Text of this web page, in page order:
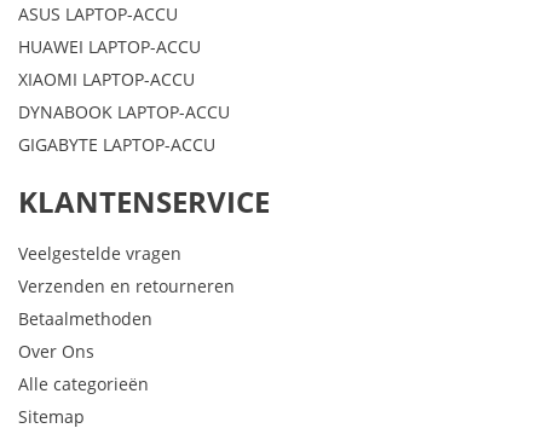
ASUS LAPTOP-ACCU
HUAWEI LAPTOP-ACCU
XIAOMI LAPTOP-ACCU
DYNABOOK LAPTOP-ACCU
GIGABYTE LAPTOP-ACCU
KLANTENSERVICE
Veelgestelde vragen
Verzenden en retourneren
Betaalmethoden
Over Ons
Alle categorieën
Sitemap